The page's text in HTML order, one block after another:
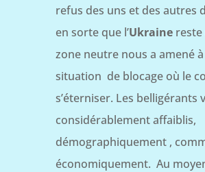
refus des uns et des autres
en sorte que l’Ukrainereste
zone neutre nous a amené
situation de blocage où le
s’éterniser. Les belligérants
considérablement affaiblis,
démographiquement ,
économiquement. Au